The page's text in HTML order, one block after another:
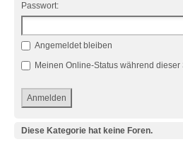
Passwort:
Angemeldet bleiben
Meinen Online-Status während
Diese Kategorie hat keine Foren.